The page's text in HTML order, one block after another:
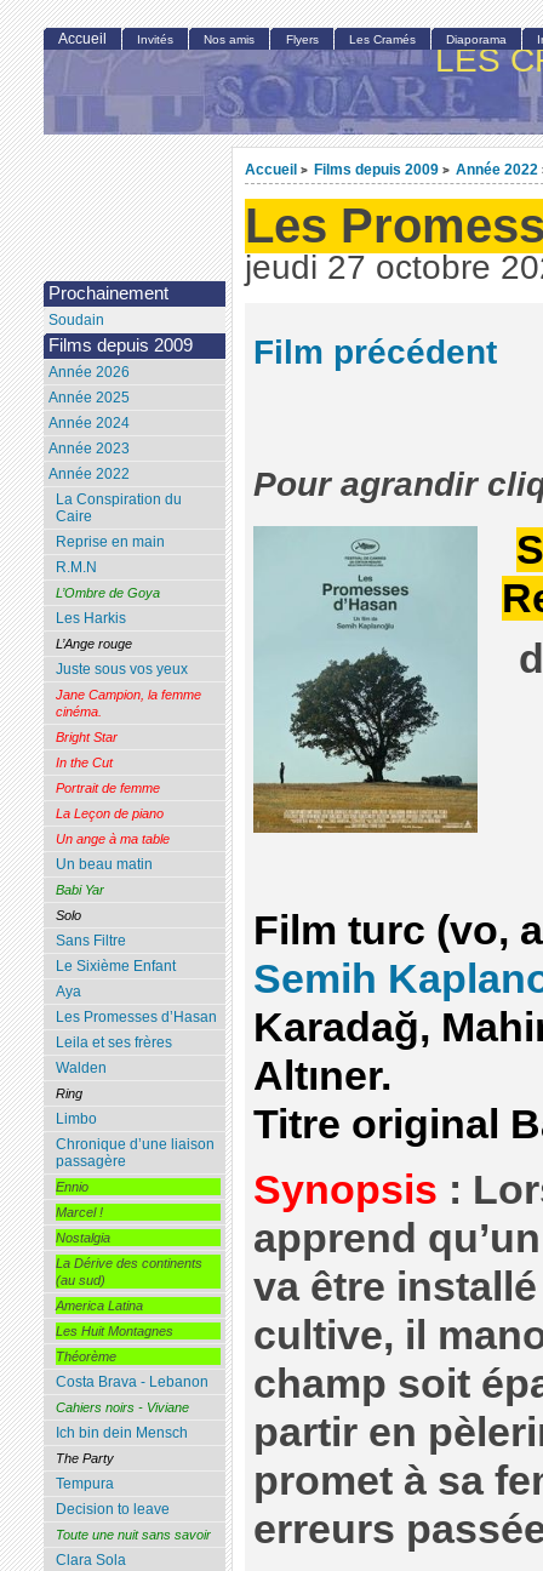
LES
Accueil > Films depuis 2009 > Année 2022
Les
jeudi 27 octobre
Film précédent
Pour agrandir
Film turc (vo,
Semih
Karadağ,
Altıner.
Titre original
Synopsis :
apprend
va être
cultive, il
champ soit
partir en
promet à sa
erreurs
Accueil Invités Nos amis Flyers Les Cramés Diaporama
Prochainement
Soudain
Films depuis 2009
Année 2026
Année 2025
Année 2024
Année 2023
Année 2022
La Conspiration du
Caire
Reprise en main
R.M.N
L’Ombre de Goya
Les Harkis
L’Ange rouge
Juste sous vos yeux
Jane Campion, la femme
cinéma.
Bright Star
In the Cut
Portrait de femme
La Leçon de piano
Un ange à ma table
Un beau matin
Babi Yar
Solo
Sans Filtre
Le Sixième Enfant
Aya
Les Promesses d’Hasan
Leila et ses frères
Walden
Ring
Limbo
Chronique d’une liaison
passagère
Ennio
Marcel !
Nostalgia
La Dérive des continents
(au sud)
America Latina
Les Huit Montagnes
Théorème
Costa Brava - Lebanon
Cahiers noirs - Viviane
Ich bin dein Mensch
The Party
Tempura
Decision to leave
Toute une nuit sans savoir
Clara Sola